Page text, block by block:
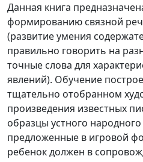
Данная книга
формированию связной
(развитие умения
правильно говорить на
точные слова для
явлений). Обучение
тщательно отобранном
произведения известных
образцы устного
предложенные в игровой
ребенок должен в